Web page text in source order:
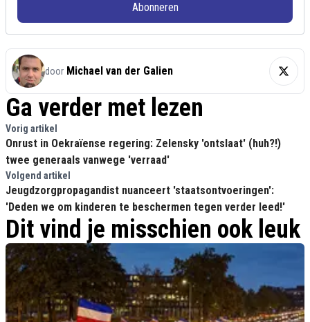
Abonneren
door Michael van der Galien
Ga verder met lezen
Vorig artikel
Onrust in Oekraïense regering: Zelensky 'ontslaat' (huh?!)
twee generaals vanwege 'verraad'
Volgend artikel
Jeugdzorgpropagandist nuanceert 'staatsontvoeringen':
'Deden we om kinderen te beschermen tegen verder leed!'
Dit vind je misschien ook leuk